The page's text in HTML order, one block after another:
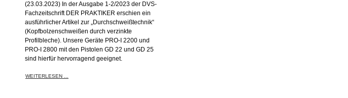
(23.03.2023) In der Ausgabe 1-2/2023 der DVS-
Fachzeitschrift DER PRAKTIKER erschien ein
ausführlicher Artikel zur „Durchschweißtechnik“
(Kopfbolzenschweißen durch verzinkte
Profilbleche). Unsere Geräte PRO-I 2200 und
PRO-I 2800 mit den Pistolen GD 22 und GD 25
sind hierfür hervorragend geeignet.
WEITERLESEN ...